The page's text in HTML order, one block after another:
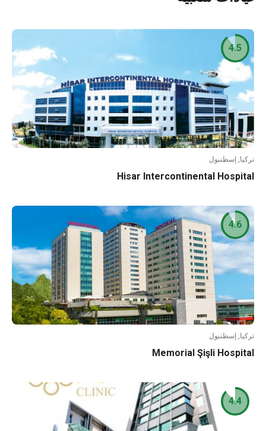
إسطنبول
Hisar Intercontinental
إسطنبول
Memorial Şişli
4.6